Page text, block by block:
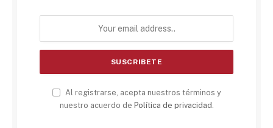
Al registrarse, acepta nuestros términos y
nuestro acuerdo de Política de privacidad